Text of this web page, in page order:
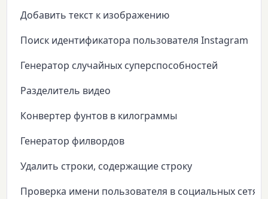
Добавить текст к изображению
Поиск идентификатора пользователя Instagram
Генератор случайных суперспособностей
Разделитель видео
Конвертер фунтов в килограммы
Генератор филвордов
Удалить строки, содержащие строку
Проверка имени пользователя в социальных сетях